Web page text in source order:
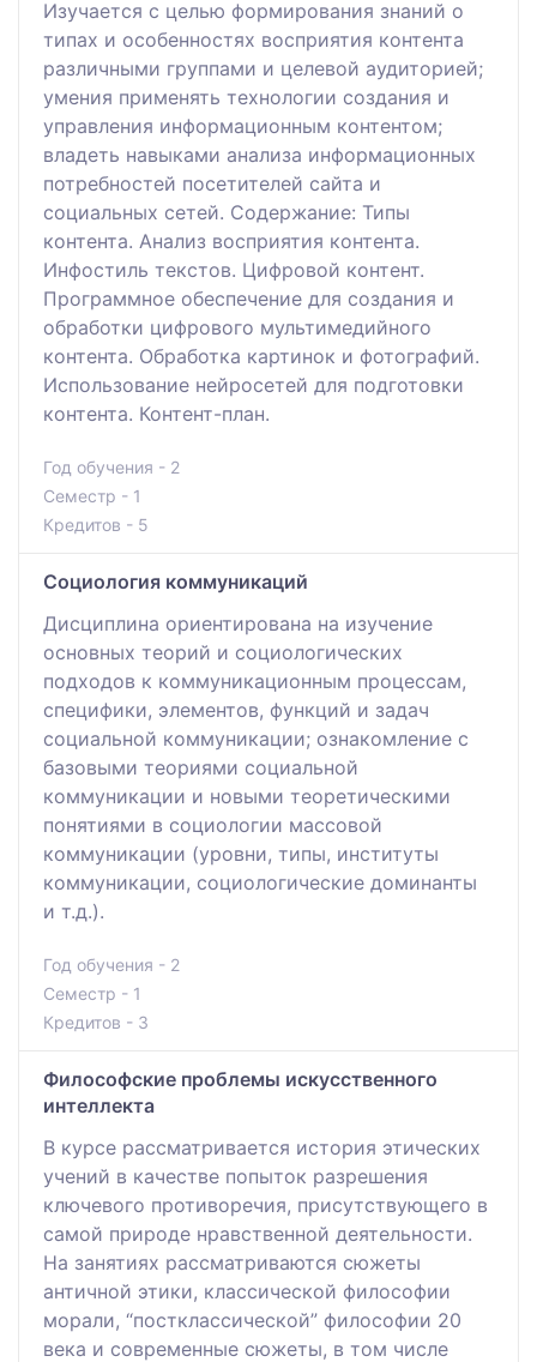
Изучается с целью формирования знаний о
типах и особенностях восприятия контента
различными группами и целевой аудиторией;
умения применять технологии создания и
управления информационным контентом;
владеть навыками анализа информационных
потребностей посетителей сайта и
социальных сетей. Содержание: Типы
контента. Анализ восприятия контента.
Инфостиль текстов. Цифровой контент.
Программное обеспечение для создания и
обработки цифрового мультимедийного
контента. Обработка картинок и фотографий.
Использование нейросетей для подготовки
контента. Контент-план.
Год обучения - 2
Семестр - 1
Кредитов - 5
Социология коммуникаций
Дисциплина ориентирована на изучение
основных теорий и социологических
подходов к коммуникационным процессам,
специфики, элементов, функций и задач
социальной коммуникации; ознакомление с
базовыми теориями социальной
коммуникации и новыми теоретическими
понятиями в социологии массовой
коммуникации (уровни, типы, институты
коммуникации, социологические доминанты
и т.д.).
Год обучения - 2
Семестр - 1
Кредитов - 3
Философские проблемы искусственного
интеллекта
В курсе рассматривается история этических
учений в качестве попыток разрешения
ключевого противоречия, присутствующего в
самой природе нравственной деятельности.
На занятиях рассматриваются сюжеты
античной этики, классической философии
морали, “постклассической” философии 20
века и современные сюжеты, в том числе